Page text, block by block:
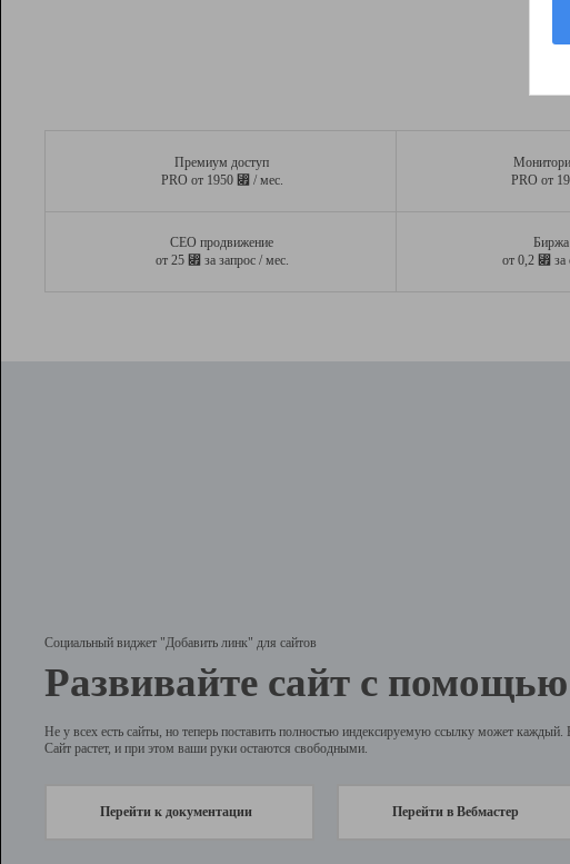
Премиум доступ
PRO от 1950 ⃏ / мес.
PRO от
СЕО продвижение
от 25 ⃏ за запрос / мес.
от 0,2 ⃏ за
Социальный виджет "Добавить линк" для сайтов
Развивайте сайт с
Не у всех есть сайты, но теперь поставить полностью индексируемую ссылку может
Сайт растет, и при этом ваши руки остаются свободными.
Перейти к документации Перейти в Вебмастер